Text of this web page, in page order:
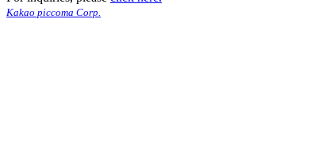
Kakao piccoma Corp.